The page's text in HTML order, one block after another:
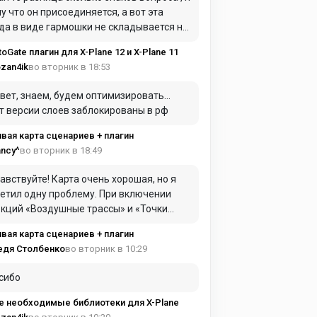
что он присоединяется, а вот эта
в виде гармошки не складывается ну
ввидуплагин для X-Plane 12 и X-Plane 11
во вторник в 18:53
знаем, будем оптимизировать…
версии слоев заблокированы в рф
карта сценариев + плагин
во вторник в 18:49
Карта очень хорошая, но я
одну проблему. При включении
«Воздушные трассы» и «Точки
оперативную память. Из-за этого
начинает сильно зависать и работать
карта сценариев + плагин
Столбенково вторник в 10:29
необходимые библиотеки для X-Plane